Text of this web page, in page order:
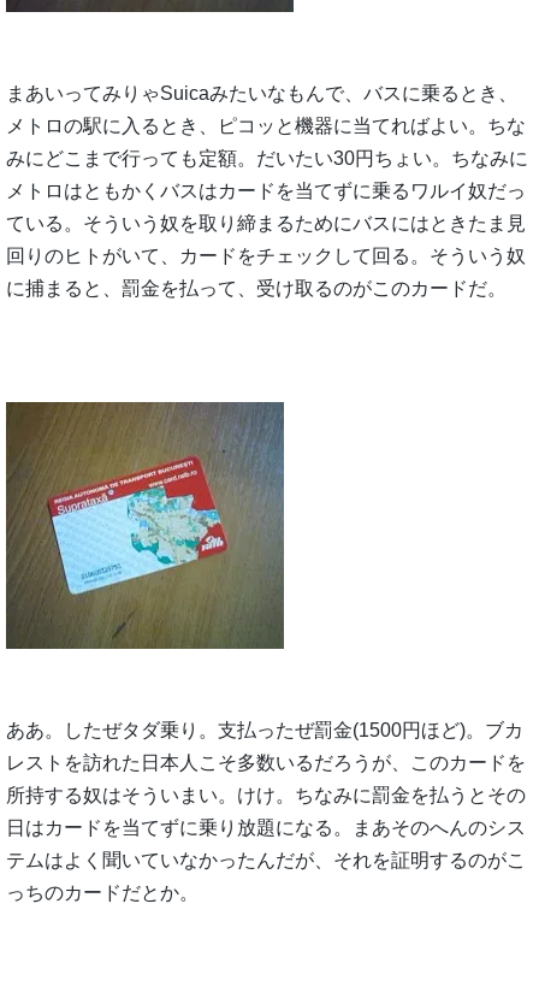
まあいってみりゃSuicaみたいなもんで、バスに乗るとき、
メトロの駅に入るとき、ピコッと機器に当てればよい。ちな
みにどこまで行っても定額。だいたい30円ちょい。ちなみに
メトロはともかくバスはカードを当てずに乗るワルイ奴だっ
ている。そういう奴を取り締まるためにバスにはときたま見
回りのヒトがいて、カードをチェックして回る。そういう奴
に捕まると、罰金を払って、受け取るのがこのカードだ。
ああ。したぜタダ乗り。支払ったぜ罰金(1500円ほど)。ブカ
レストを訪れた日本人こそ多数いるだろうが、このカードを
所持する奴はそういまい。けけ。ちなみに罰金を払うとその
日はカードを当てずに乗り放題になる。まあそのへんのシス
テムはよく聞いていなかったんだが、それを証明するのがこ
っちのカードだとか。